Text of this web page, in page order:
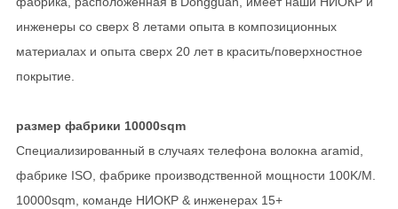
инженеры со сверх 8 летами опыта в композиционных
материалах и опыта сверх 20 лет в красить/поверхностное
покрытие.
размер фабрики 10000sqm
Специализированный в случаях телефона волокна aramid,
фабрике ISO, фабрике производственной мощности 100K/M.
10000sqm, команде НИОКР & инженерах 15+